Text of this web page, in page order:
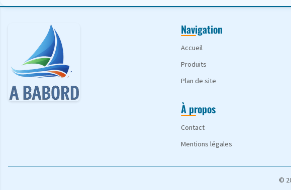
Navigation
Accueil
Produits
Plan de site
À propos
Contact
Mentions légales
©